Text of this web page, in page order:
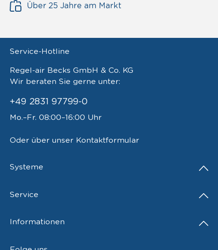
Über 25 Jahre am Markt
Service-Hotline
Regel-air Becks GmbH & Co. KG
Wir beraten Sie gerne unter:
+49 2831 97799-0
Mo.–Fr. 08:00–16:00 Uhr
Oder über unser Kontaktformular
Systeme
Service
Informationen